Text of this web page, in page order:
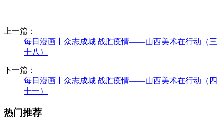
上一篇：
每日漫画丨众志成城 战胜疫情——山西美术在行动（三
十八）
下一篇：
每日漫画丨众志成城 战胜疫情——山西美术在行动（四
十一）
热门推荐